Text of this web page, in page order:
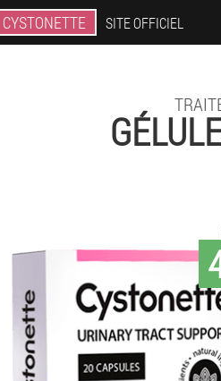
CYSTONETTE SITE OFFICIEL